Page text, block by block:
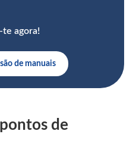
te agora!
de manuais
de